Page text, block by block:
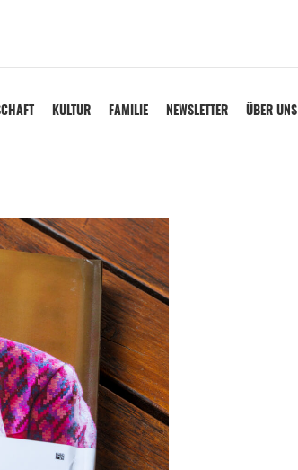
KULTUR FAMILIE NEWSLETTER ÜBER UNS